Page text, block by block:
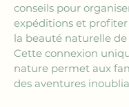
conseils pour
expéditions et
la beauté naturelle de
Cette connexion
nature permet aux
des aventures